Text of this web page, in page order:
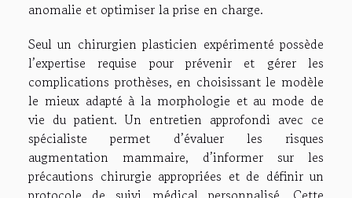
anomalie et optimiser la prise en charge.
Seul un chirurgien plasticien expérimenté possède
l’expertise requise pour prévenir et gérer les
complications prothèses, en choisissant le modèle
le mieux adapté à la morphologie et au mode de
vie du patient. Un entretien approfondi avec ce
spécialiste permet d’évaluer les risques
augmentation mammaire, d’informer sur les
précautions chirurgie appropriées et de définir un